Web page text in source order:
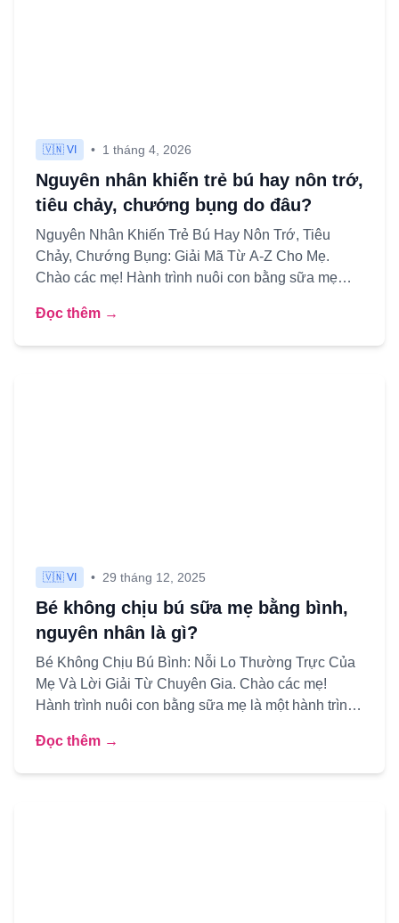
🇻🇳 VI • 1 tháng 4, 2026
Nguyên nhân khiến trẻ bú hay nôn trớ,
tiêu chảy, chướng bụng do đâu?
Nguyên Nhân Khiến Trẻ Bú Hay Nôn Trớ, Tiêu
Chảy, Chướng Bụng: Giải Mã Từ A-Z Cho Mẹ.
Chào các mẹ! Hành trình nuôi con bằng sữa mẹ
Đọc thêm →
🇻🇳 VI • 29 tháng 12, 2025
Bé không chịu bú sữa mẹ bằng bình,
nguyên nhân là gì?
Bé Không Chịu Bú Bình: Nỗi Lo Thường Trực Của
Mẹ Và Lời Giải Từ Chuyên Gia. Chào các mẹ!
Hành trình nuôi con bằng sữa mẹ là một hành trình
Đọc thêm →